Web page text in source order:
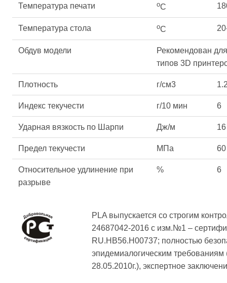
Температура печати оС
Температура стола оС
Обдув модели
Рекомендован
типов 3D
Плотность г/см3
Индекс текучести г/10 мин 6
Ударная вязкость по Шарпи Дж/м 16
Предел текучести МПа 60
Относительное удлинение при
разрыве
% 6
PLA выпускается со строгим
24687042-2016 с изм.№1 –
RU.HB56.H00737; полностью
эпидемиалогическим
28.05.2010г.), экспертное